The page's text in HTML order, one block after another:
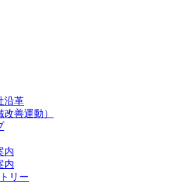
沿革
善運動）
内
内
リー